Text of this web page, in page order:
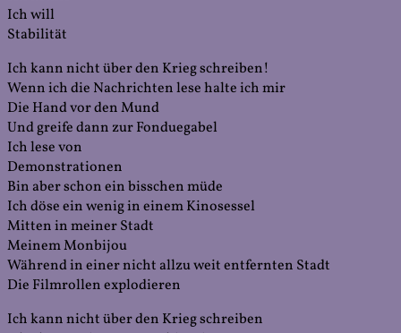
Ich will
Stabilität
Ich kann nicht über den Krieg schreiben!
Wenn ich die Nachrichten lese halte ich mir
Die Hand vor den Mund
Und greife dann zur Fonduegabel
Ich lese von
Demonstrationen
Bin aber schon ein bisschen müde
Ich döse ein wenig in einem Kinosessel
Mitten in meiner Stadt
Meinem Monbijou
Während in einer nicht allzu weit entfernten Stadt
Die Filmrollen explodieren
Ich kann nicht über den Krieg schreiben